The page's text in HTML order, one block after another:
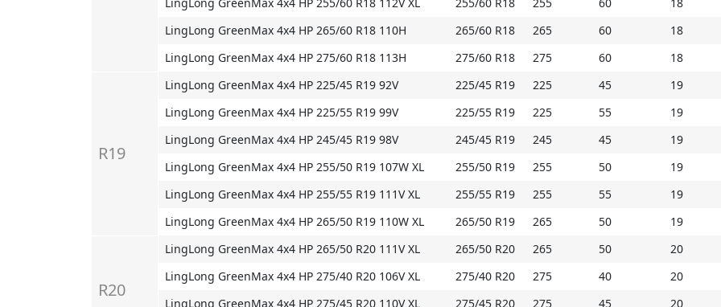
LingLong GreenMax 4x4 HP 265/60 R18 110H
265/60 R18 265 60 18
LingLong GreenMax 4x4 HP 275/60 R18 113H
275/60 R18 275 60 18
R19
LingLong GreenMax 4x4 HP 225/45 R19 92V 225/45 R19 225 45 19
LingLong GreenMax 4x4 HP 225/55 R19 99V
225/55 R19 225 55 19
LingLong GreenMax 4x4 HP 245/45 R19 98V
245/45 R19 245 45 19
LingLong GreenMax 4x4 HP 255/50 R19 107W XL
255/50 R19 255 50 19
LingLong GreenMax 4x4 HP 255/55 R19 111V XL
255/55 R19 255 55 19
LingLong GreenMax 4x4 HP 265/50 R19 110W XL
265/50 R19 265 50 19
R20
LingLong GreenMax 4x4 HP 265/50 R20 111V XL 265/50 R20 265 50 20
LingLong GreenMax 4x4 HP 275/40 R20 106V XL
275/40 R20 275 40 20
LingLong GreenMax 4x4 HP 275/45 R20 110V XL
275/45 R20 275 45 20